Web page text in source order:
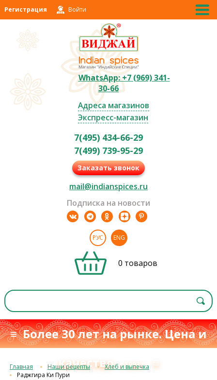
Регистрация Войти
WhatsApp: +7 (969) 341-
30-66
Адреса магазинов
Экспресс-магазин
7(495) 434-66-29
7(499) 739-95-29
Заказать звонок
mail@indianspices.ru
Подписка на новости
РУС ENG
0 товаров
≡ Более 30 лет на рынке. Цена и
качество с 1993 г.≡
Главная Наши рецепты
Хлеб и выпечка
Раджгира Ки Пури